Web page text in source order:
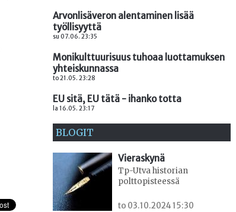
Arvonlisäveron alentaminen lisää
työllisyyttä
su 07.06. 23:35
Monikulttuurisuus tuhoaa luottamuksen
yhteiskunnassa
to 21.05. 23:28
EU sitä, EU tätä - ihanko totta
la 16.05. 23:17
BLOGIT
Vieraskynä
Tp-Utva historian
polttopisteessä
to 03.10.2024 15:30